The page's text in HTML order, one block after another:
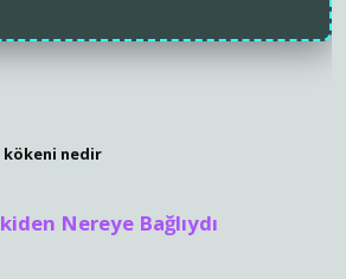
kökeni nedir
Nereye Bağlıydı